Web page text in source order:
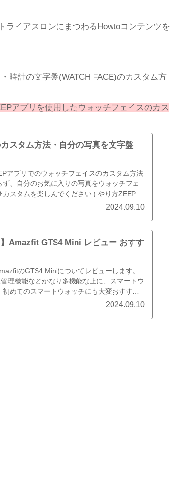
ライアスロンにまつわるHowtoコンテンツを
時計の文字盤(WATCH FACE)のカスタム方
アプリを使用したウォッチフェイスのカス
スタム方法・自分の写真を文字盤
アプリでのウォッチフェイスのカスタム方法
、自分のお気に入りの写真をウォッチフェ
スタムを楽しんでください:) やり方ZEEPア
2024.09.10
】Amazfit GTS4 Mini レビュー おすす
のGTS4 Miniについてレビューします。
理機能などかなり多機能な上に、スマートウ
めてのスマートウォッチにも大変おすす
2024.09.10